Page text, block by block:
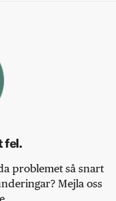
fel.
problemet så snart
Mejla oss